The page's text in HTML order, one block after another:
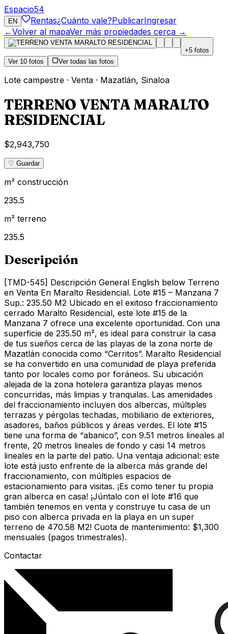
Espacio54
EN Rentas¿Cuánto vale?PublicarIngresar
←Volver al mapaVer más propiedades cerca →
+5 fotos
Ver 10 fotos Ver todas las fotos
Lote campestre · Venta · Mazatlán, Sinaloa
TERRENO VENTA MARALTO
RESIDENCIAL
$2,943,750
♡ Guardar
m² construcción
235.5
m² terreno
235.5
Descripción
[TMD-545] Descripción General English below Terreno
en Venta En Maralto Residencial. Lote #15 – Manzana 7
Sup.: 235.50 M2 Ubicado en el exitoso fraccionamiento
cerrado Maralto Residencial, este lote #15 de la
Manzana 7 ofrece una excelente oportunidad. Con una
superficie de 235.50 m², es ideal para construir la casa
de tus sueños cerca de las playas de la zona norte de
Mazatlán conocida como “Cerritos”. Maralto Residencial
se ha convertido en una comunidad de playa preferida
tanto por locales como por foráneos. Su ubicación
alejada de la zona hotelera garantiza playas menos
concurridas, más limpias y tranquilas. Las amenidades
del fraccionamiento incluyen dos albercas, múltiples
terrazas y pérgolas techadas, mobiliario de exteriores,
asadores, baños públicos y áreas verdes. El lote #15
tiene una forma de “abanico”, con 9.51 metros lineales al
frente, 20 metros lineales de fondo y casi 14 metros
lineales en la parte del patio. Una ventaja adicional: este
lote está justo enfrente de la alberca más grande del
fraccionamiento, con múltiples espacios de
estacionamiento para visitas. ¡Es como tener tu propia
gran alberca en casa! ¡Júntalo con el lote #16 que
también tenemos en venta y construye tu casa de un
piso con alberca privada en la playa en un super
terreno de 470.58 M2! Cuota de mantenimiento: $1,300
mensuales (pagos trimestrales).
Contactar